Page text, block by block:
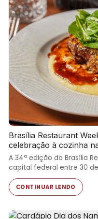
Brasília Restaurant
celebração à cozinha
A 34ª edição do Brasília
capital federal entre 30
CONTINUAR LENDO